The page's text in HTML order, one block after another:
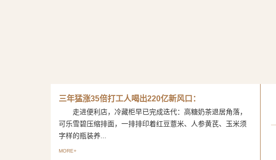
三年猛涨35倍打工人喝出220亿新风口：
走进便利店，冷藏柜早已完成迭代：高糖奶茶退居角落，
可乐雪碧压缩排面，一排排印着红豆薏米、人参黄芪、玉米须
字样的瓶装养...
MORE+